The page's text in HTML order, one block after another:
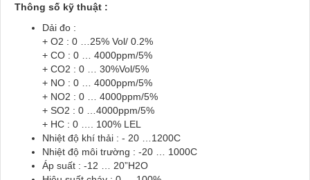
Thông số kỹ thuật :
Dải đo :
+ O2 : 0 …25% Vol/ 0.2%
+ CO : 0 … 4000ppm/5%
+ CO2 : 0 … 30%Vol/5%
+ NO : 0 … 4000ppm/5%
+ NO2 : 0 … 4000ppm/5%
+ SO2 : 0 …4000ppm/5%
+ HC : 0 …. 100% LEL
Nhiệt độ khí thải : - 20 …1200C
Nhiệt độ môi trường : -20 … 1000C
Áp suất : -12 … 20”H2O